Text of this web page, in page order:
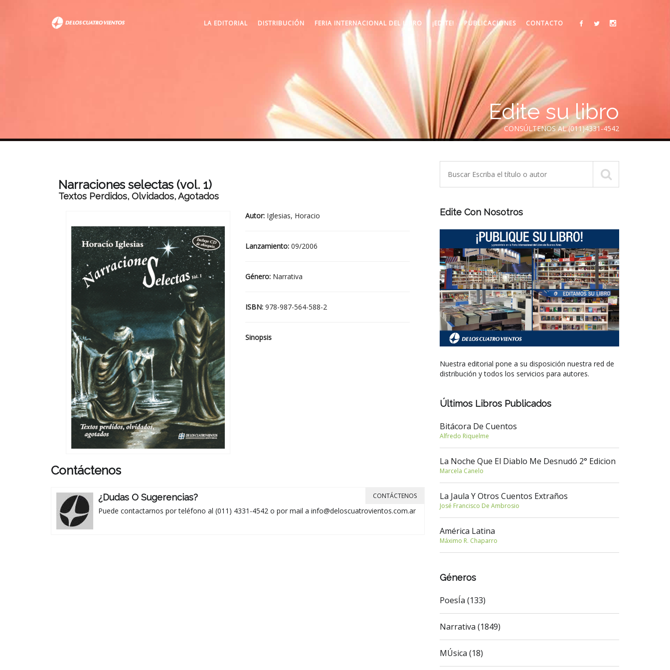
LA EDITORIAL DISTRIBUCIÓN FERIA INTERNACIONAL DEL LIBRO ¡EDITE! PUBLICACIONES CONTACTO
Edite su libro
CONSÚLTENOS AL (011)4331-4542
Narraciones selectas (vol. 1)
Textos Perdidos, Olvidados, Agotados
Autor: Iglesias, Horacio
Lanzamiento: 09/2006
Género: Narrativa
ISBN: 978-987-564-588-2
Sinopsis
Contáctenos
¿Dudas O Sugerencias?
Puede contactarnos por teléfono al (011) 4331-4542 o por mail a info@deloscuatrovientos.com.ar
CONTÁCTENOS
Edite Con Nosotros
Nuestra editorial pone a su disposición nuestra red de
distribución y todos los servicios para autores.
Últimos Libros Publicados
Bitácora De Cuentos
Alfredo Riquelme
La Noche Que El Diablo Me Desnudó 2° Edicion
Marcela Canelo
La Jaula Y Otros Cuentos Extraños
José Francisco De Ambrosio
América Latina
Máximo R. Chaparro
Géneros
PoesÍa (133)
Narrativa (1849)
MÚsica (18)